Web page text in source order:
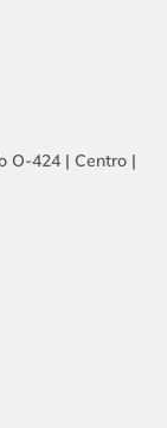
O-424 | Centro |